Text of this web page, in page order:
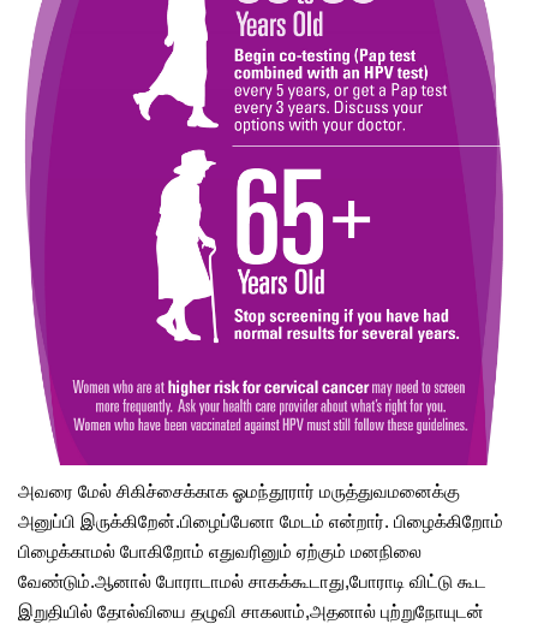
அவரை மேல் சிகிச்சைக்காக ஓமந்தூரார் மருத்துவமனைக்கு
அனுப்பி இருக்கிறேன்.பிழைப்பேனா மேடம் என்றார். பிழைக்கிறோம்
பிழைக்காமல் போகிறோம் எதுவரினும் ஏற்கும் மனநிலை
வேண்டும்.ஆனால் போராடாமல் சாகக்கூடாது,போராடி விட்டு கூட
இறுதியில் தோல்வியை தழுவி சாகலாம்,அதனால் புற்றுநோயுடன்